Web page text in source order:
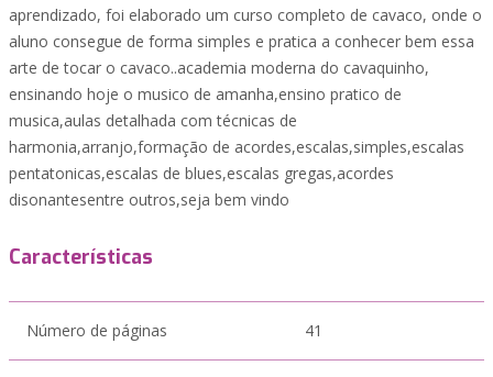
aprendizado, foi elaborado um curso completo de cavaco, onde o
aluno consegue de forma simples e pratica a conhecer bem essa
arte de tocar o cavaco..academia moderna do cavaquinho,
ensinando hoje o musico de amanha,ensino pratico de
musica,aulas detalhada com técnicas de
harmonia,arranjo,formação de acordes,escalas,simples,escalas
pentatonicas,escalas de blues,escalas gregas,acordes
disonantesentre outros,seja bem vindo
Características
Número de páginas 41